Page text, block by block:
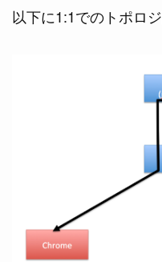
以下に1:1でのトポロ